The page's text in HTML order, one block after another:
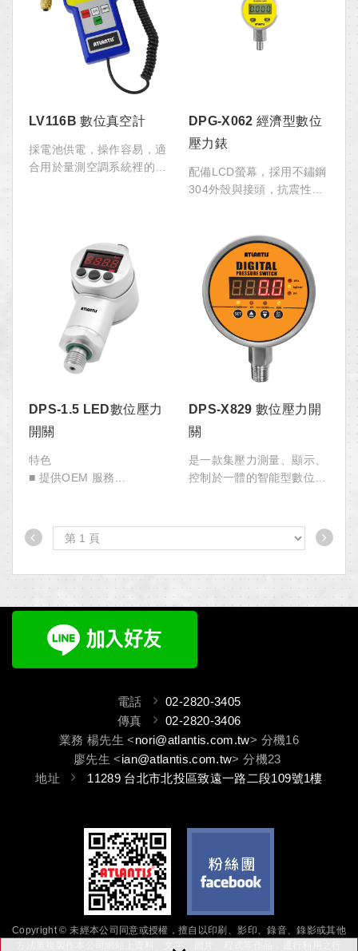
LV116B 數位真空計
採電池供電，操作容易，適
合用於量測空調系統裡的空
DPG-X062 經濟型數位
壓力錶
配備LCD螢幕，採用不鏽鋼
304外殼與接頭，抗震性
穩定性好的特點。
DPS-1.5 LED數位壓力
開關
特色
■ 提供OEM 服務
■ 可任意設置開關量動作
■ 綜合精度±0.5%F.S
■ 一路模擬量，兩路開關量
輸出(選項)
DPS-X829 數位壓力開
關
是一款集壓力測量、顯示、
控制於一體的智能型數位壓
護等。適合自動化產線、液
壓系統等領域。
電話
02-2820-3405
傳真
02-2820-3406
業務 楊先生 <nori@atlantis.com.tw> 分機16
廖先生 <ian@atlantis.com.tw> 分機23
地址
11289 台北市北投區致遠一路二段109號1樓
Copyright © 未經本公司同意或授權，擅自以印刷、影印、錄音、錄影或其他